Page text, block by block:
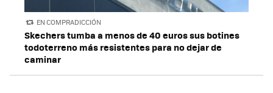
EN COMPRADICCIÓN
Skechers tumba a menos de 40 euros sus botines
todoterreno más resistentes para no dejar de
caminar